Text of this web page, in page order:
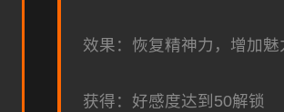
效果：恢复精神力，增加魅
获得：好感度达到50解锁